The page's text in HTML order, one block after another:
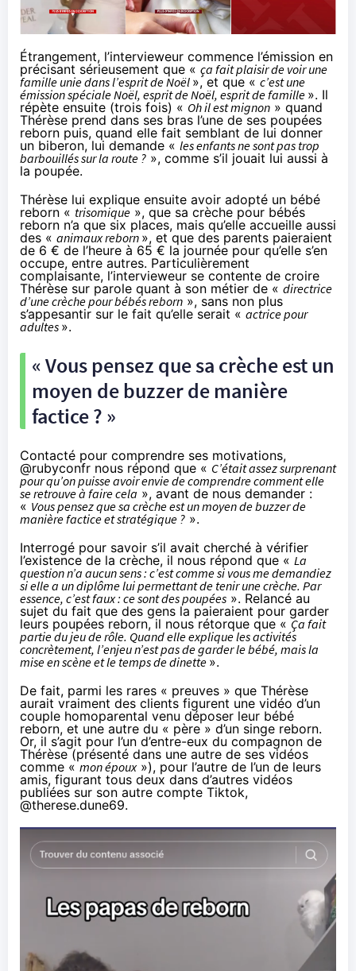
Étrangement, l’intervieweur commence l’émission en
précisant sérieusement que « ça fait plaisir de voir une
famille unie dans l’esprit de Noël », et que « c’est une
émission spéciale Noël, esprit de Noël, esprit de famille ». Il
répète ensuite (trois fois) « Oh il est mignon » quand
Thérèse prend dans ses bras l’une de ses poupées
reborn puis, quand elle fait semblant de lui donner
un biberon, lui demande « les enfants ne sont pas trop
barbouillés sur la route ? », comme s’il jouait lui aussi à
la poupée.
Thérèse lui explique ensuite avoir adopté un bébé
reborn « trisomique », que sa crèche pour bébés
reborn n’a que six places, mais qu’elle accueille aussi
des « animaux reborn », et que des parents paieraient
de 6 € de l’heure à 65 € la journée pour qu’elle s’en
occupe, entre autres. Particulièrement
complaisante, l’intervieweur se contente de croire
Thérèse sur parole quant à son métier de « directrice
d’une crèche pour bébés reborn », sans non plus
s’appesantir sur le fait qu’elle serait « actrice pour
adultes ».
« Vous pensez que sa crèche est un
moyen de buzzer de manière
factice ? »
Contacté pour comprendre ses motivations,
@rubyconfr nous répond que « C’était assez surprenant
pour qu’on puisse avoir envie de comprendre comment elle
se retrouve à faire cela », avant de nous demander :
« Vous pensez que sa crèche est un moyen de buzzer de
manière factice et stratégique ? ».
Interrogé pour savoir s’il avait cherché à vérifier
l’existence de la crèche, il nous répond que « La
question n’a aucun sens : c’est comme si vous me demandiez
si elle a un diplôme lui permettant de tenir une crèche. Par
essence, c’est faux : ce sont des poupées ». Relancé au
sujet du fait que des gens la paieraient pour garder
leurs poupées reborn, il nous rétorque que « Ça fait
partie du jeu de rôle. Quand elle explique les activités
concrètement, l’enjeu n’est pas de garder le bébé, mais la
mise en scène et le temps de dinette ».
De fait, parmi les rares « preuves » que Thérèse
aurait vraiment des clients figurent une vidéo d’un
couple homoparental venu déposer leur bébé
reborn, et une autre du « père » d’un singe reborn.
Or, il s’agit pour l’un d’entre-eux du compagnon de
Thérèse (présenté dans une autre de ses vidéos
comme «mon époux»), pour l’autre de l’un de leurs
amis, figurant tous deux dans d’autres vidéos
publiées sur son autre compte Tiktok,
@therese.dune69.